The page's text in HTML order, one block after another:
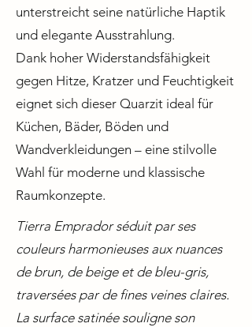
unterstreicht seine natürliche Haptik
und elegante Ausstrahlung.
Dank hoher Widerstandsfähigkeit
gegen Hitze, Kratzer und Feuchtigkeit
eignet sich dieser Quarzit ideal für
Küchen, Bäder, Böden und
Wandverkleidungen – eine stilvolle
Wahl für moderne und klassische
Raumkonzepte.
Tierra Emprador séduit par ses
couleurs harmonieuses aux nuances
de brun, de beige et de bleu-gris,
traversées par de fines veines claires.
La surface satinée souligne son